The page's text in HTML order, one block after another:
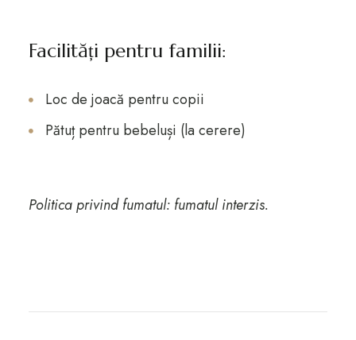
Facilități pentru familii:
Loc de joacă pentru copii
Pătuț pentru bebeluși (la cerere)
Politica privind fumatul: fumatul interzis.